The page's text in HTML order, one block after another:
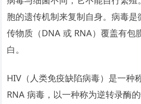
胞的遗传机制来复制自身。病毒
传物质（DNA 或 RNA）覆盖有包
白。
HIV（人类免疫缺陷病毒）是一种
RNA 病毒，以一种称为逆转录酶